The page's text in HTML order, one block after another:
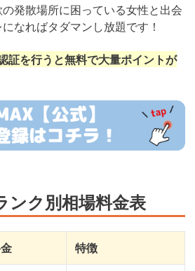
発散場所に困っている女性と出会
なればタダマンし放題です！
証を行うと無料で大量ポイントが
ンク別相場料金表
特徴